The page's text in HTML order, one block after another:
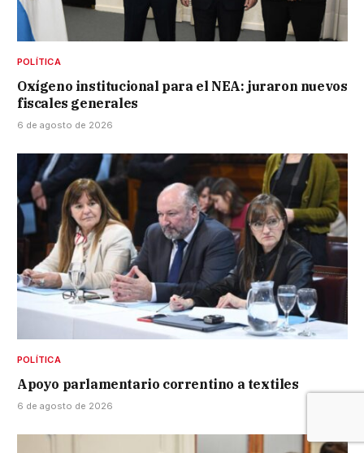
POLÍTICA
Oxígeno institucional para el NEA: juraron nuevos
fiscales generales
6 de agosto de 2026
POLÍTICA
Apoyo parlamentario correntino a textiles
6 de agosto de 2026